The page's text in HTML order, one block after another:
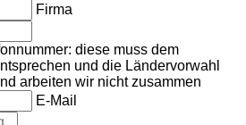
Firma
diese muss dem
und die Ländervorwahl
arbeiten wir nicht zusammen
E-Mail